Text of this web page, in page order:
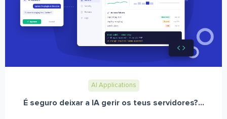
AI Applications
É seguro deixar a IA gerir os teus servidores?...